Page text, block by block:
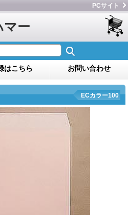
PCサイト
マー
はこちら お問い合わせ
ECカラー100